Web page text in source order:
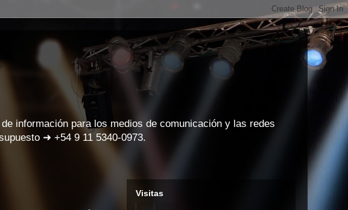
información para los medios de comunicación y las redes
➜ +54 9 11 5340-0973.
Visitas